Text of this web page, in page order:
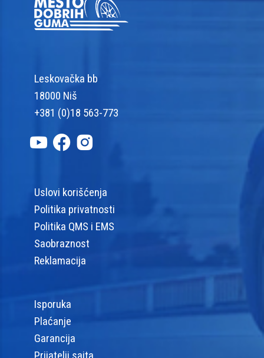
Leskovačka bb
18000 Niš
+381 (0)18 563-773
Uslovi korišćenja
Politika privatnosti
Politika QMS i EMS
Saobraznost
Reklamacija
Isporuka
Plaćanje
Garancija
Prijatelji sajta